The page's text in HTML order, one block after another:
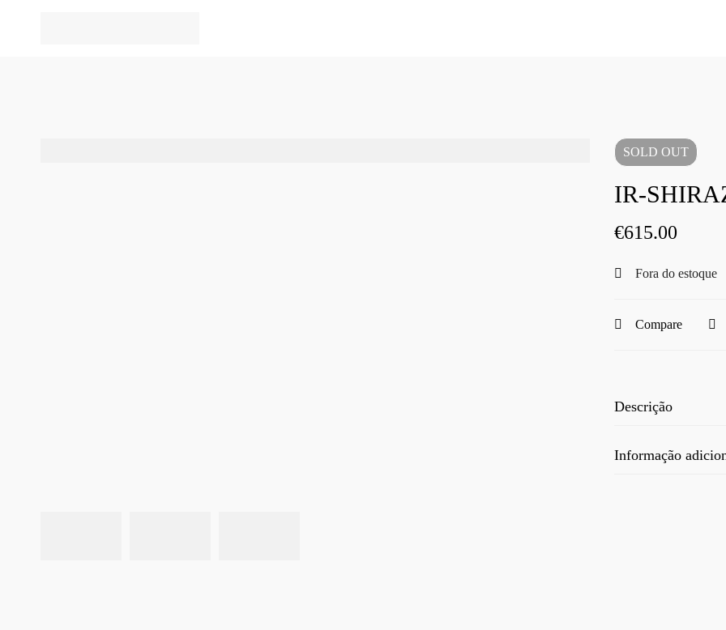
SOLD OUT
IR-
€615.00
Fora do estoque
Compare
Descrição
Informação